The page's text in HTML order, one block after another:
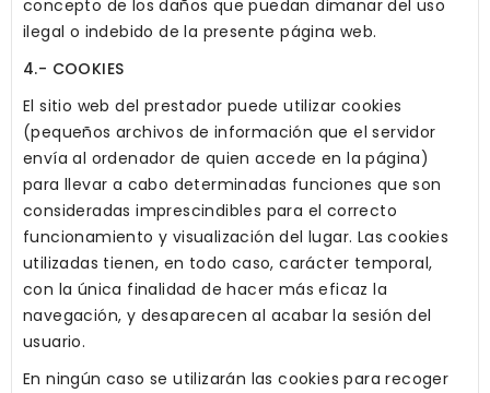
concepto de los daños que puedan dimanar del uso
ilegal o indebido de la presente página web.
4.- COOKIES
El sitio web del prestador puede utilizar cookies
(pequeños archivos de información que el servidor
envía al ordenador de quien accede en la página)
para llevar a cabo determinadas funciones que son
consideradas imprescindibles para el correcto
funcionamiento y visualización del lugar. Las cookies
utilizadas tienen, en todo caso, carácter temporal,
con la única finalidad de hacer más eficaz la
navegación, y desaparecen al acabar la sesión del
usuario.
En ningún caso se utilizarán las cookies para recoger